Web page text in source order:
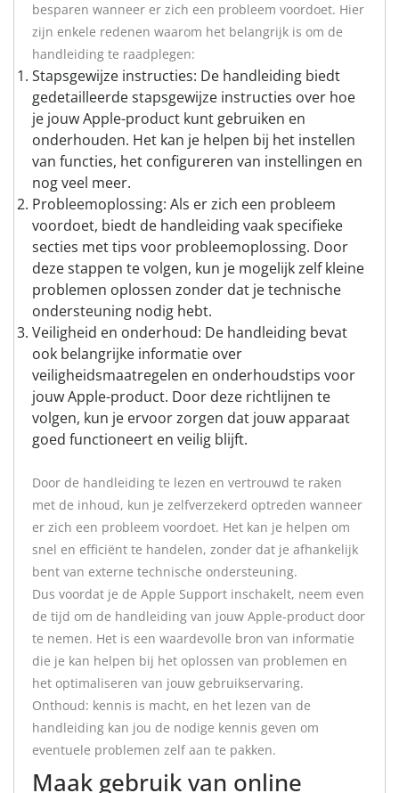
besparen wanneer er zich een probleem voordoet. Hier
zijn enkele redenen waarom het belangrijk is om de
handleiding te raadplegen:
Stapsgewijze instructies: De handleiding biedt
gedetailleerde stapsgewijze instructies over hoe
je jouw Apple-product kunt gebruiken en
onderhouden. Het kan je helpen bij het instellen
van functies, het configureren van instellingen en
nog veel meer.
Probleemoplossing: Als er zich een probleem
voordoet, biedt de handleiding vaak specifieke
secties met tips voor probleemoplossing. Door
deze stappen te volgen, kun je mogelijk zelf kleine
problemen oplossen zonder dat je technische
ondersteuning nodig hebt.
Veiligheid en onderhoud: De handleiding bevat
ook belangrijke informatie over
veiligheidsmaatregelen en onderhoudstips voor
jouw Apple-product. Door deze richtlijnen te
volgen, kun je ervoor zorgen dat jouw apparaat
goed functioneert en veilig blijft.
Door de handleiding te lezen en vertrouwd te raken
met de inhoud, kun je zelfverzekerd optreden wanneer
er zich een probleem voordoet. Het kan je helpen om
snel en efficiënt te handelen, zonder dat je afhankelijk
bent van externe technische ondersteuning.
Dus voordat je de Apple Support inschakelt, neem even
de tijd om de handleiding van jouw Apple-product door
te nemen. Het is een waardevolle bron van informatie
die je kan helpen bij het oplossen van problemen en
het optimaliseren van jouw gebruikservaring.
Onthoud: kennis is macht, en het lezen van de
handleiding kan jou de nodige kennis geven om
eventuele problemen zelf aan te pakken.
Maak gebruik van online